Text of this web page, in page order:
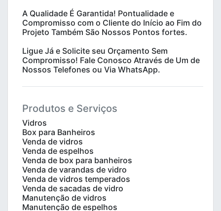
A Qualidade É Garantida! Pontualidade e
Compromisso com o Cliente do Início ao Fim do
Projeto Também São Nossos Pontos fortes.
Ligue Já e Solicite seu Orçamento Sem
Compromisso! Fale Conosco Através de Um de
Nossos Telefones ou Via WhatsApp.
Produtos e Serviços
Vidros
Box para Banheiros
Venda de vidros
Venda de espelhos
Venda de box para banheiros
Venda de varandas de vidro
Venda de vidros temperados
Venda de sacadas de vidro
Manutenção de vidros
Manutenção de espelhos